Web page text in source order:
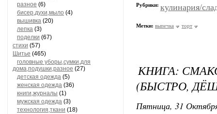
разное (6)
бисер,духи,мыло (4)
вышивка (20)
лепка (3)
поделки (67)
стихи (57)
Шитье (465)
головные уборы,сумки,для
дома,подушки,разное (27)
детская одежда (5)
женская одежда (36)
книги,журналы (1)
мужская одежда (3)
технология,ткани (18)
Рубрики: кулинария/
Метки: выпечка торт
КНИГА:
(БЫСТРО,
Пятница, 31